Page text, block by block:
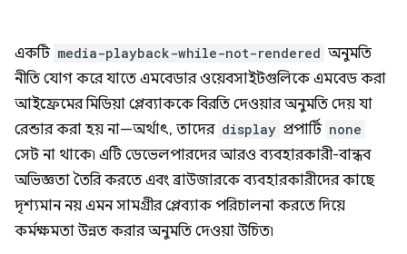
একটি media-playback-while-not-rendered অনুমতি
নীতি যোগ করে যাতে এমবেডার ওয়েবসাইটগুলিকে এমবেড করা
আইফ্রেমের মিডিয়া প্লেব্যাককে বিরতি দেওয়ার অনুমতি দেয় যা
রেন্ডার করা হয় না—অর্থাৎ, তাদের display প্রপার্টি none
সেট না থাকে৷ এটি ডেভেলপারদের আরও ব্যবহারকারী-বান্ধব
অভিজ্ঞতা তৈরি করতে এবং ব্রাউজারকে ব্যবহারকারীদের কাছে
দৃশ্যমান নয় এমন সামগ্রীর প্লেব্যাক পরিচালনা করতে দিয়ে
কর্মক্ষমতা উন্নত করার অনুমতি দেওয়া উচিত৷